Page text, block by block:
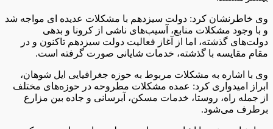
وی خاطرنشان کرد: دولت سیزدهم با مشکلات عدیده ای مواجه شد
و با وجود مشکلات منابع، آسیب‌های ناشی از کرونا و بدهی
دولت‌های گذشته، اما از آغاز فعالیت دولت سیزدهم تاکنون و در
مقام مقایسه با گذشته، خدمات شایانی صورت گرفته است.
وی با اشاره به مشکلات مربوط به حوزه جغرافیایی ایل شوهان،
ابراز امیدواری کرد: عمده مشکلات مطروحه در حوزه‌های مختلف
از جمله راه، روستا، خدمات مسکن، آبرسانی و جاده بین مزارع
برطرف می‌شود.